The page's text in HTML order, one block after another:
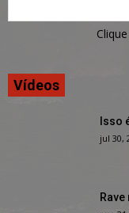
Vídeos
Isso
jul 30,
Rave